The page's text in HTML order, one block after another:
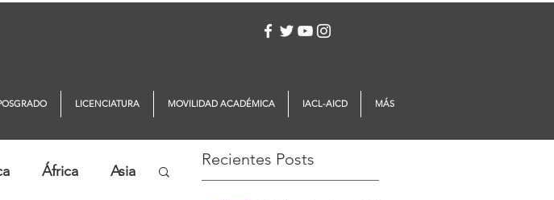
África Asia
Recientes Posts
LICENCIATURA MOVILIDAD ACADÉMICA IACL-AICD MÁS